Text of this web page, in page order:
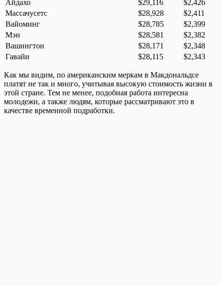
Айдахо $29,116
$2,426
Массачусетс
$28,928
$2,411
Вайоминг
$28,785
$2,399
Мэн
$28,581
$2,382
Вашингтон
$28,171
$2,348
Гавайи
$28,115 $2,343
Как мы видим, по американским меркам в Макдональдсе
платят не так и много, учитывая высокую стоимость жизни в
этой стране. Тем не менее, подобная работа интересна
молодежи, а также людям, которые рассматривают это в
качестве временной подработки.